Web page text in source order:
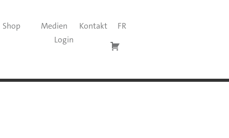
Shop Medien Kontakt
FR
Login